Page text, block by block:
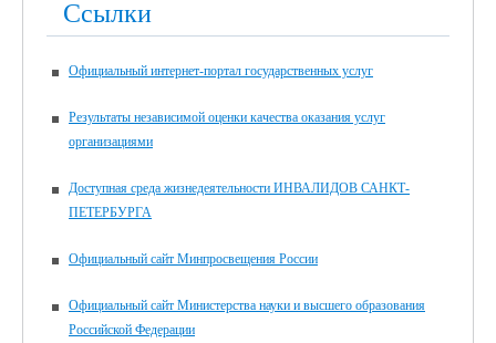
Ссылки
Официальный интернет-портал государственных услуг
Результаты независимой оценки качества оказания услуг
организациями
Доступная среда жизнедеятельности ИНВАЛИДОВ САНКТ-
ПЕТЕРБУРГА
Официальный сайт Минпросвещения России
Официальный сайт Министерства науки и высшего образования
Российской Федерации